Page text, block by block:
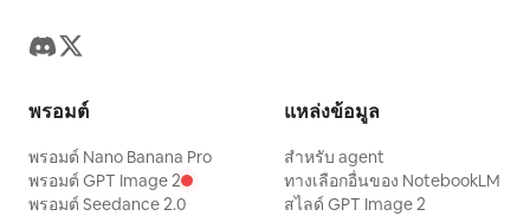
พรอมต์
พรอมต์ Nano Banana Pro
พรอมต์ GPT Image 2
พรอมต์ Seedance 2.0
แหล่งข้อมูล
สำหรับ agent
ทางเลือกอื่นของ NotebookLM
สไลด์ GPT Image 2